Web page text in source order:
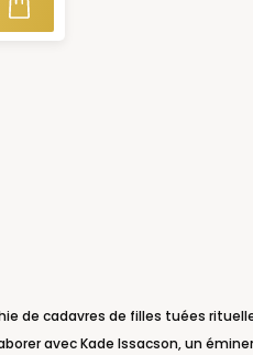
de cadavres de filles tuées
avec Kade Issacson, un